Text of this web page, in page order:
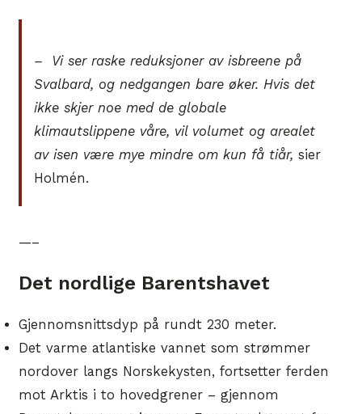
– Vi ser raske reduksjoner av isbreene på
Svalbard, og nedgangen bare øker. Hvis det
ikke skjer noe med de globale
klimautslippene våre, vil volumet og arealet
av isen være mye mindre om kun få tiår,sier
Holmén.
—–
Det nordlige Barentshavet
Gjennomsnittsdyp på rundt 230 meter.
Det varme atlantiske vannet som strømmer
nordover langs Norskekysten, fortsetter ferden
mot Arktis i to hovedgrener – gjennom